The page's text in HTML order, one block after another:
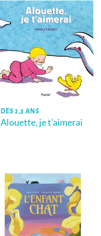
DÈS 2,3 ANS
Alouette, je t’aimerai